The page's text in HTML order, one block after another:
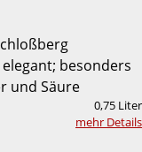
besonders
und Säure
0,75 Liter
mehr Details